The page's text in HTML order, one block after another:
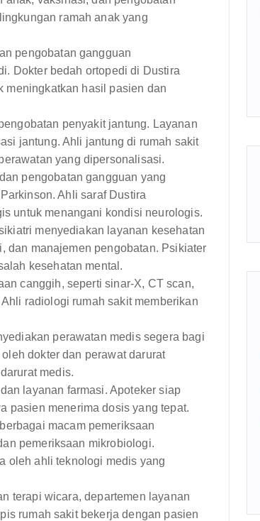
ramah anak yang
pengobatan gangguan
Dokter bedah ortopedi di Dustira
meningkatkan hasil pasien dan
penyakit jantung. Layanan
jantung. Ahli jantung di rumah sakit
yang dipersonalisasi.
pengobatan gangguan yang
Ahli saraf Dustira
untuk menangani kondisi neurologis.
menyediakan layanan kesehatan
dan manajemen pengobatan. Psikiater
kesehatan mental.
canggih, seperti sinar-X, CT scan,
radiologi rumah sakit memberikan
perawatan medis segera bagi
dokter dan perawat darurat
medis.
layanan farmasi. Apoteker siap
pasien menerima dosis yang tepat.
macam pemeriksaan
pemeriksaan mikrobiologi.
oleh ahli teknologi medis yang
terapi wicara, departemen layanan
rumah sakit bekerja dengan pasien